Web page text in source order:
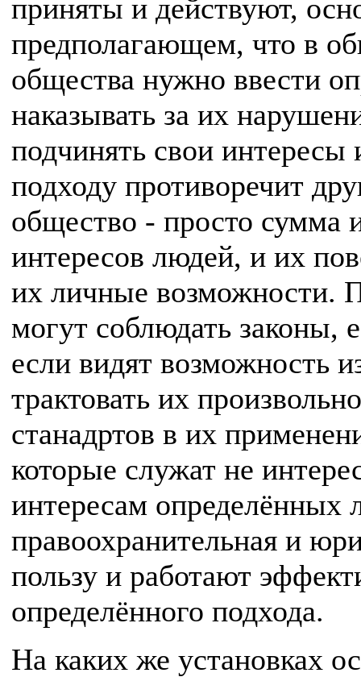
приняты и действуют,
предполагающем, что в
общества нужно ввести
наказывать за их
подчинять свои
подходу противоречит
общество - просто сумма
интересов людей, и их
их личные возможности.
могут соблюдать законы,
если видят возможность
трактовать их
станадртов в их
которые служат не
интересам определённых
правоохранительная и
пользу и работают
определённого подхода.
На каких же установках